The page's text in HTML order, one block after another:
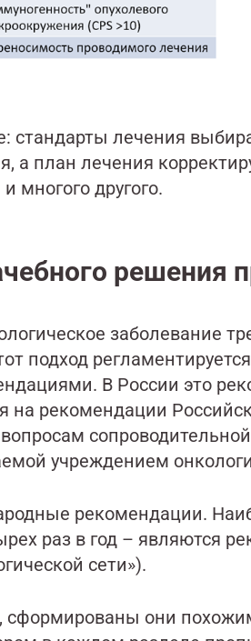
стандарты лечения
а план лечения
многого другого.
решения
заболевание
подход
В России это
на рекомендации
учреждением
рекомендации.
раз в год – являются
сети»).
они